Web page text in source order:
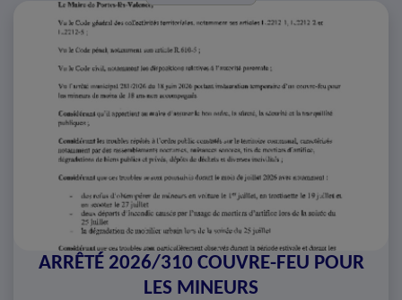
ARRÊTÉ 2026/310 COUVRE-FEU POUR
LES MINEURS